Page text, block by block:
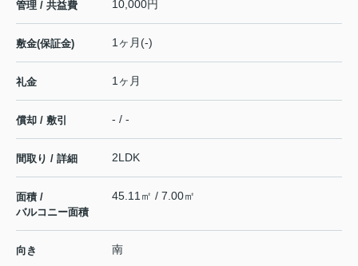
管理 / 共益費 10,000円
敷金(保証金) 1ヶ月(-)
礼金 1ヶ月
償却 / 敷引 - / -
間取り / 詳細 2LDK
面積 /
バルコニー面積
45.11㎡ / 7.00㎡
向き 南